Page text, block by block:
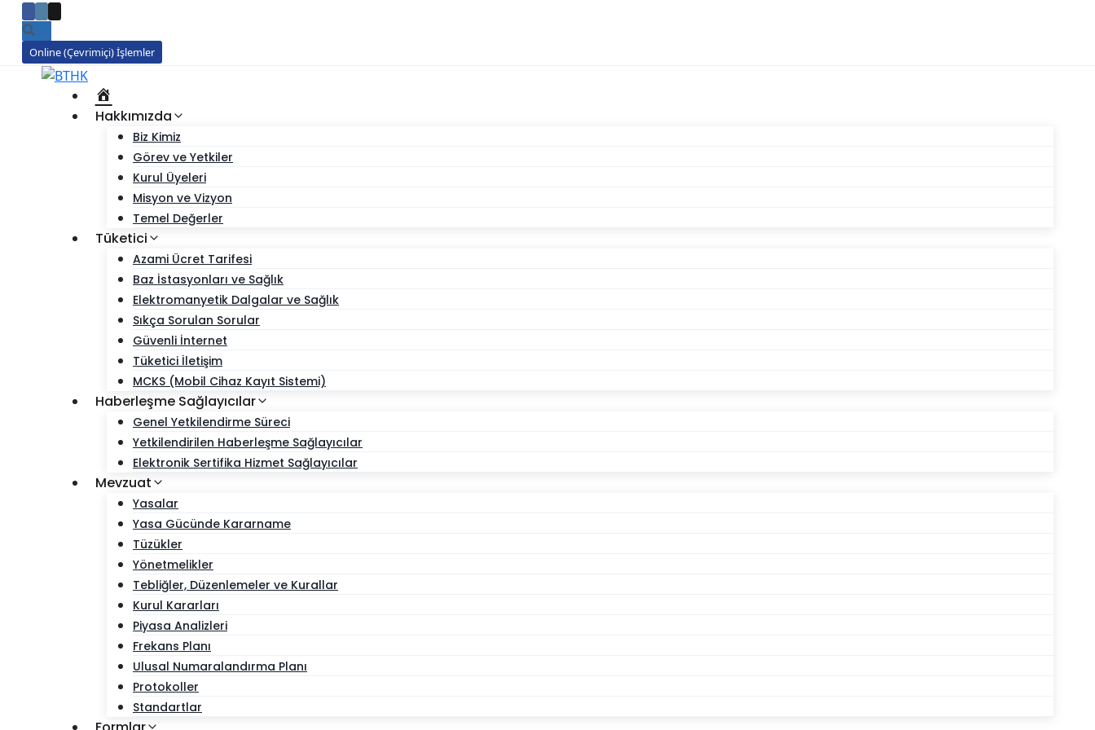
Skip
contentOnline (Çevrimiçi) İşlemler
Sayfa
Hakkımızda
Biz Kimiz
Görev ve Yetkiler
Kurul Üyeleri
Misyon ve Vizyon
Temel Değerler
Tüketici
Azami Ücret Tarifesi
Baz İstasyonları ve Sağlık
Elektromanyetik Dalgalar ve Sağlık
Sıkça Sorulan Sorular
Güvenli İnternet
Tüketici İletişim
MCKS (Mobil Cihaz Kayıt Sistemi)
Haberleşme Sağlayıcılar
Genel Yetkilendirme Süreci
Yetkilendirilen Haberleşme Sağlayıcılar
Elektronik Sertifika Hizmet Sağlayıcılar
Mevzuat
Yasalar
Yasa Gücünde Kararname
Tüzükler
Yönetmelikler
Tebliğler, Düzenlemeler ve Kurallar
Kurul Kararları
Piyasa Analizleri
Frekans Planı
Ulusal Numaralandırma Planı
Protokoller
Standartlar